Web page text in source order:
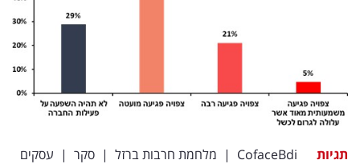
תגיות CofaceBdi
| מלחמת חרבות ברזל | סקר | עסקים